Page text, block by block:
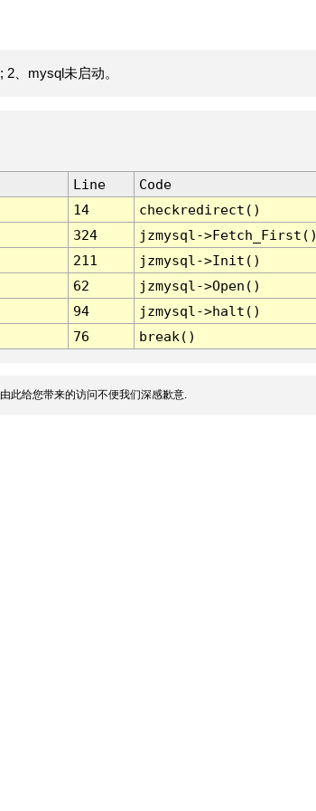
、mysql未启动。
Line
Code
14
checkredirect()
324
jzmysql-
211
jzmysql->Init()
62
jzmysql->Open()
94
jzmysql->halt()
76 break()
此给您带来的访问不便我们深感歉意.